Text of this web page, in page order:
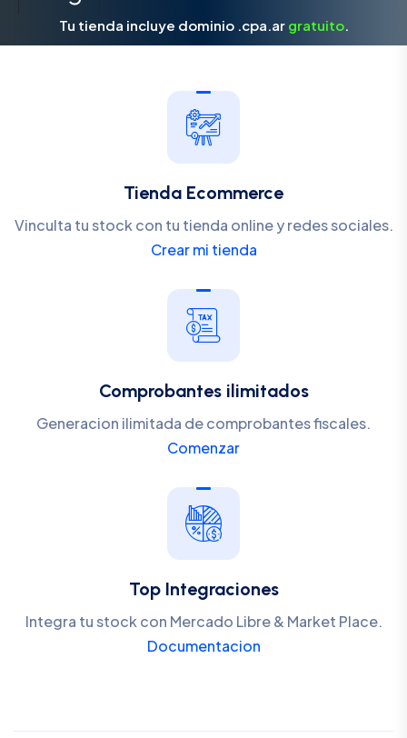
Tu tienda incluye dominio .cpa.ar gratuito.
Tienda Ecommerce
Vinculta tu stock con tu tienda online y redes sociales.
Crear mi tienda
Comprobantes ilimitados
Generacion ilimitada de comprobantes fiscales.
Comenzar
Top Integraciones
Integra tu stock con Mercado Libre & Market Place.
Documentacion